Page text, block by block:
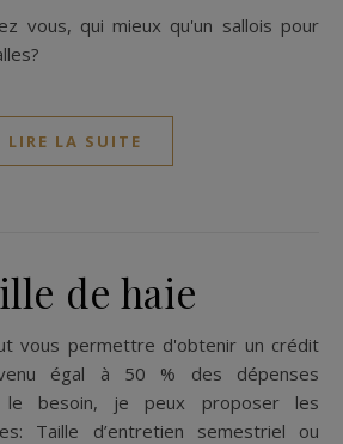
LIRE LA SUITE
de haie
égal à 50 % des dépenses
le besoin, je peux proposer les
Taille d’entretien semestriel ou